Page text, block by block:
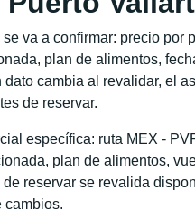
va a confirmar: precio por
plan de alimentos,
cambia al revalidar, el
de reservar.
específica: ruta MEX -
plan de alimentos,
reservar se revalida
cambios.